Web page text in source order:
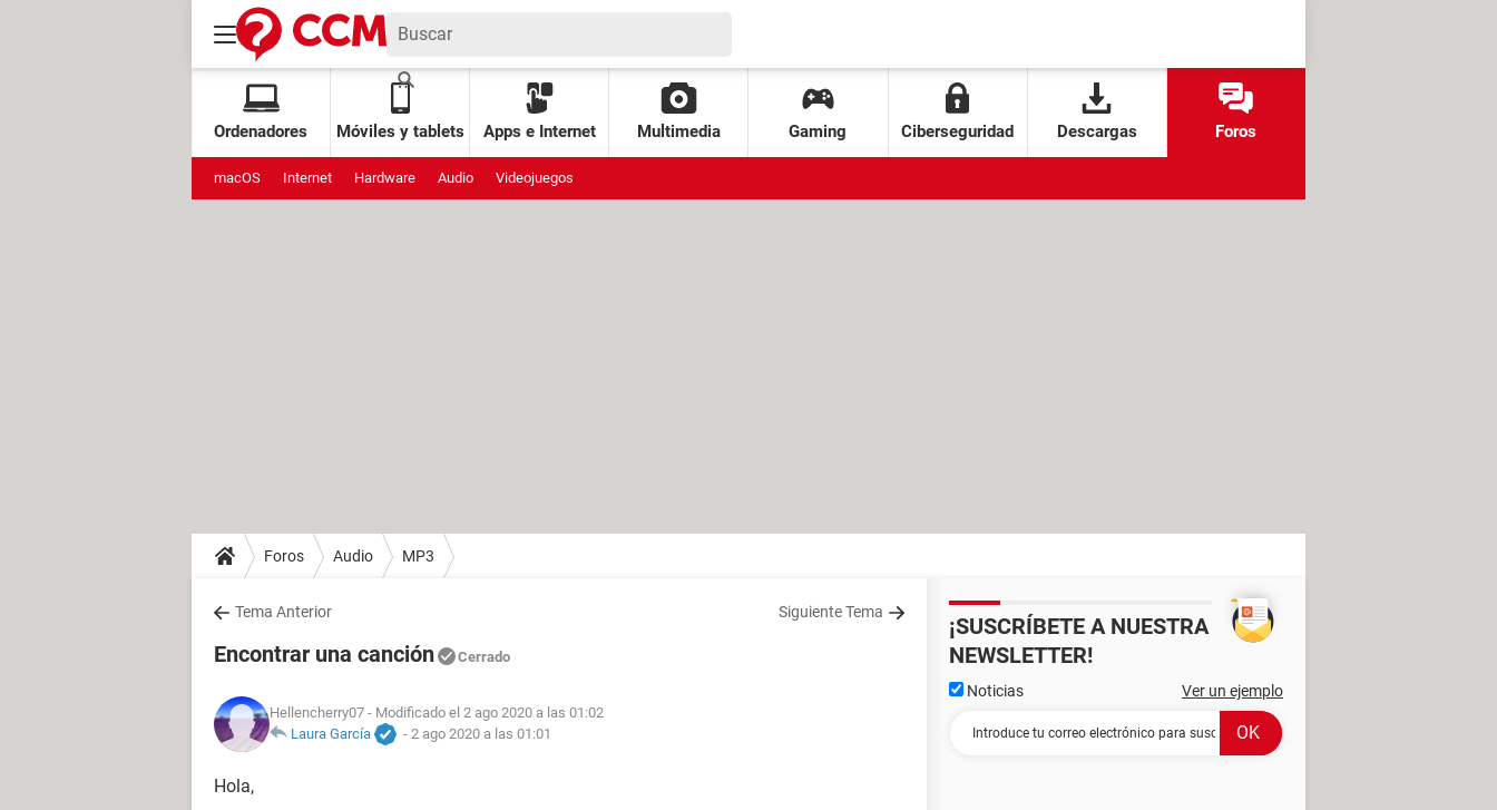
Ordenadores Móviles y tablets Apps e Internet Multimedia Gaming Ciberseguridad Descargas Foros
macOS Internet Hardware Audio Videojuegos
Foros Audio MP3
Tema Anterior Siguiente Tema
Encontrar una canción Cerrado
Hellencherry07 - Modificado el 2 ago 2020 a las 01:02
Laura García
- 2 ago 2020 a las 01:01
Hola,
¡SUSCRÍBETE A NUESTRA
NEWSLETTER!
Noticias Ver un ejemplo